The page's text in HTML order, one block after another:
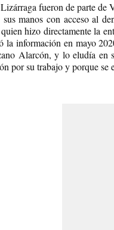
fueron de parte
manos con acceso al
quien hizo directamente la
información en mayo
Alarcón, y lo eludía en
por su trabajo y porque se